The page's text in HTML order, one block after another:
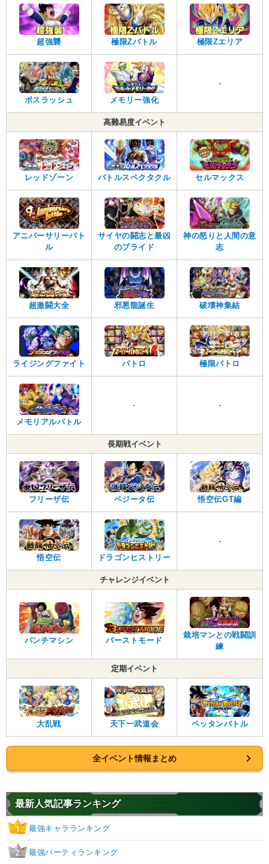
超強襲 極限Zバトル 極限Zエリア
ボスラッシュ メモリー強化
-
高難易度イベント
レッドゾーン バトルスペクタクル セルマックス
アニバーサリーバト
ル
サイヤの闘志と最凶
のプライド
神の怒りと人間の意
志
超激闘大全 邪悪龍誕生 破壊神集結
ライジングファイト バトロ 極限バトロ
メモリアルバトル
- -
長期戦イベント
フリーザ伝 ベジータ伝 悟空伝GT編
悟空伝 ドラゴンヒストリー
-
チャレンジイベント
パンチマシン バーストモード
栽培マンとの戦闘訓
練
定期イベント
大乱戦 天下一武道会 ペッタンバトル
全イベント情報まとめ
最新人気記事ランキング
1 最強キャラランキング
2 最強パーティランキング